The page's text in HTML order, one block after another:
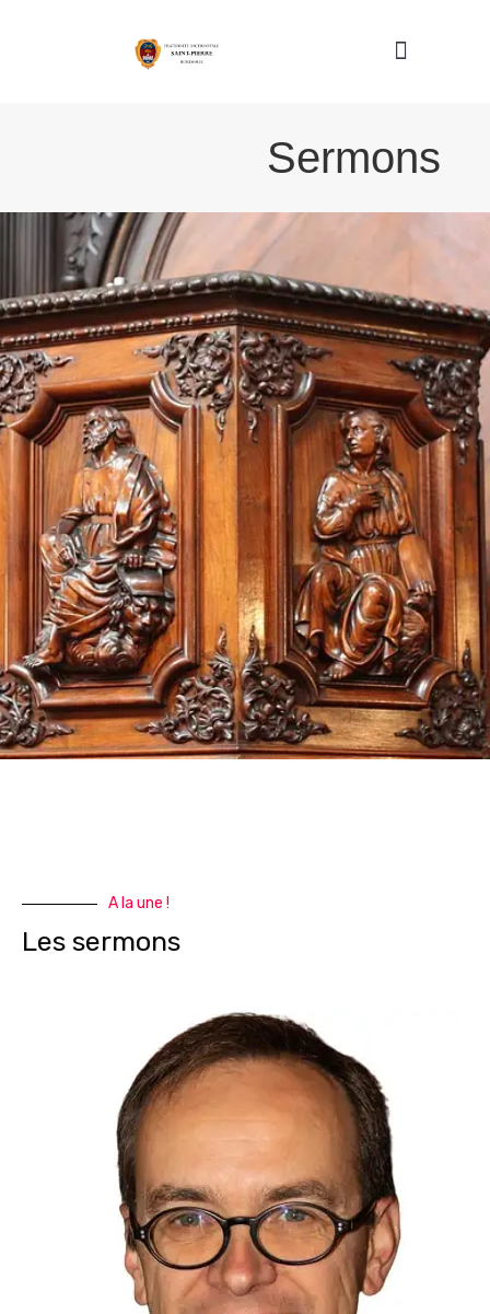
Sermons
A la une !
Les sermons